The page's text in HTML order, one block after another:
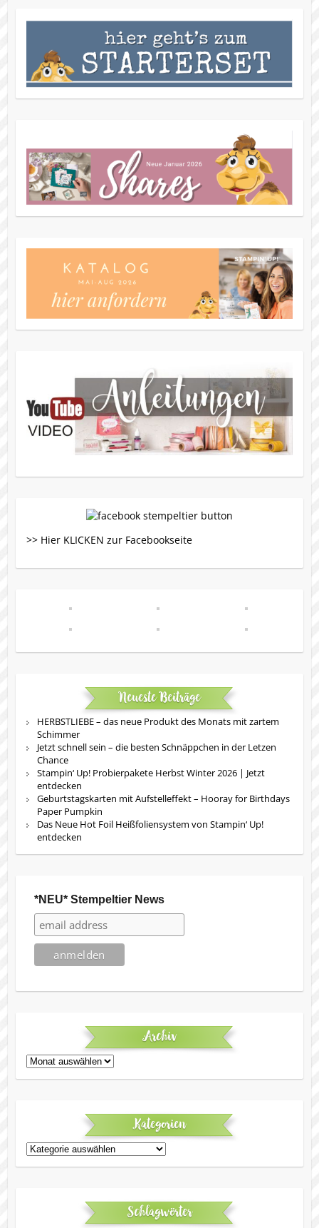
>> Hier KLICKEN zur Facebookseite
Neueste Beiträge
HERBSTLIEBE – das neue Produkt des Monats mit zartem
Schimmer
Jetzt schnell sein – die besten Schnäppchen in der Letzen
Chance
Stampin‘ Up! Probierpakete Herbst Winter 2026 | Jetzt
entdecken
Geburtstagskarten mit Aufstelleffekt – Hooray for Birthdays
Paper Pumpkin
Das Neue Hot Foil Heißfoliensystem von Stampin‘ Up!
entdecken
*NEU* Stempeltier News
Archiv
Archiv
Kategorien
Kategorien
Schlagwörter